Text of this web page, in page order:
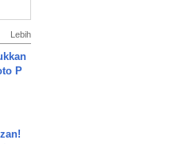
Lebih
P